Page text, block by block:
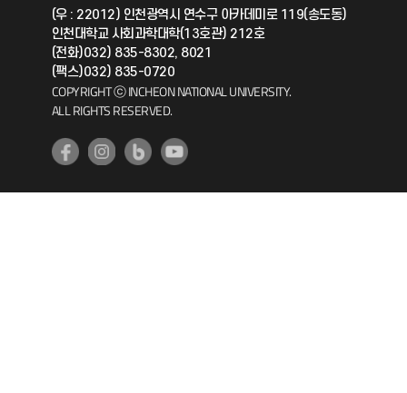
공자아카데미
기초교육원
(우 : 22012) 인천광역시 연수구 아카데미로 119(송도동)
인천대학교 사회과학대학(13호관) 212호
(전화)032) 835-8302, 8021
(팩스)032) 835-0720
COPYRIGHT ⓒ INCHEON NATIONAL UNIVERSITY.
ALL RIGHTS RESERVED.